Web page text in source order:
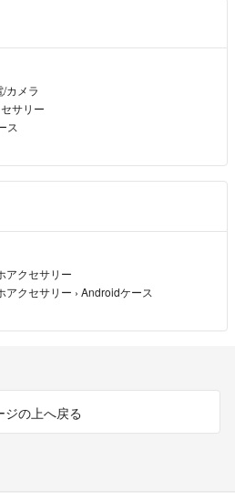
カメラ
サリー
ス
アクセサリー
アクセサリー › Androidケース
ジの上へ戻る